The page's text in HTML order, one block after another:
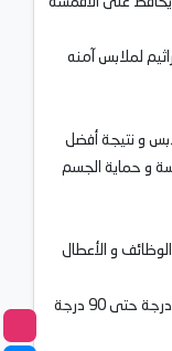
لملابس آمنه
و نتيجة أفضل
و حماية الجسم
و الأعطال
إمكانية التحكم في درجة الحرارة من 20 درجة حتى 90 درجة